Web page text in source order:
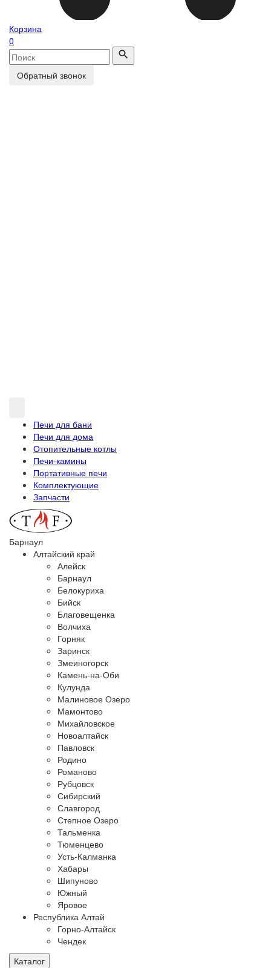
Корзина
0
Обратный звонок
Печи для бани
Печи для дома
Отопительные котлы
Печи-камины
Портативные печи
Комплектующие
Запчасти
Барнаул
Алтайский край
Алейск
Барнаул
Белокуриха
Бийск
Благовещенка
Волчиха
Горняк
Заринск
Змеиногорск
Камень-на-Оби
Кулунда
Малиновое Озеро
Мамонтово
Михайловское
Новоалтайск
Павловск
Родино
Романово
Рубцовск
Сибирский
Славгород
Степное Озеро
Тальменка
Тюменцево
Усть-Калманка
Хабары
Шипуново
Южный
Яровое
Республика Алтай
Горно-Алтайск
Чендек
Каталог